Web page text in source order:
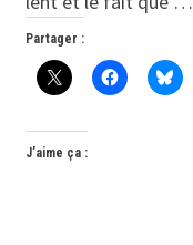
Partager :
J’aime ça :